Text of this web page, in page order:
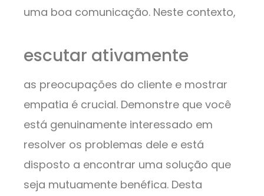
uma boa comunicação. Neste contexto,
escutar ativamente
as preocupações do cliente e mostrar
empatia é crucial. Demonstre que você
está genuinamente interessado em
resolver os problemas dele e está
disposto a encontrar uma solução que
seja mutuamente benéfica. Desta